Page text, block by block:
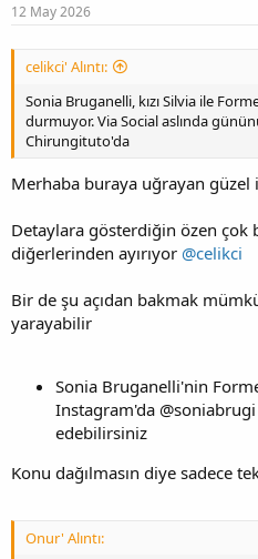
12 May 2026
celikci' Alıntı:
Sonia Bruganelli, kızı Silvia ile
durmuyor. Via Social aslında
Chirungituto'da
Merhaba buraya uğrayan güzel
Detaylara gösterdiğin özen çok
diğerlerinden ayırıyor @celikci
Bir de şu açıdan bakmak
yarayabilir
Sonia Bruganelli'nin
Instagram'da @soniabrugi
edebilirsiniz
Konu dağılmasın diye sadece
Onur' Alıntı: